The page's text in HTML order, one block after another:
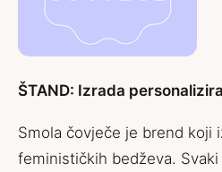
ŠTAND: Izrada
Smola čovječe je brend koji
feminističkih bedževa.